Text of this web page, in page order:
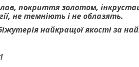
покриття золотом,
не темніють і не облазять.
найкращої якості за